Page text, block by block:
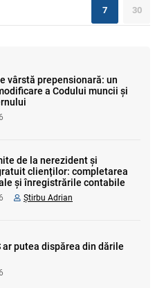
7 30
vârstă prepensionară: un
a Codului muncii și
de la nerezident și
clienților: completarea
și înregistrările contabile
Știrbu Adrian
ar putea dispărea din dările